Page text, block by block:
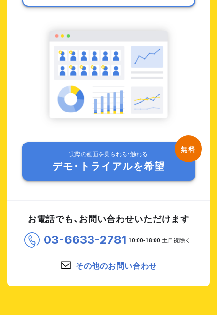
実際の画面を見られる・触れる
デモ・トライアルを希望
お電話でも、お問い合わせいただけます
03-6633-2781
その他のお問い合わせ